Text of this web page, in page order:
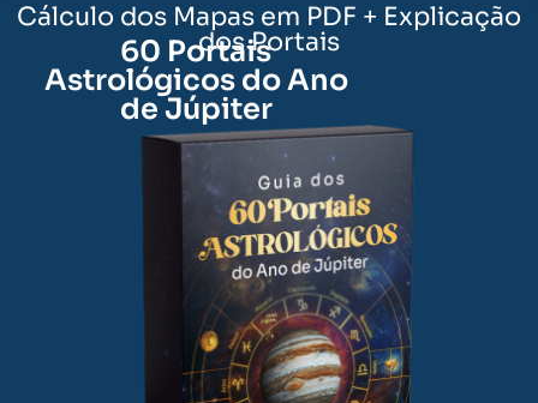
Cálculo dos Mapas em PDF + Explicação
dos Portais
60 Portais
Astrológicos do Ano
de Júpiter